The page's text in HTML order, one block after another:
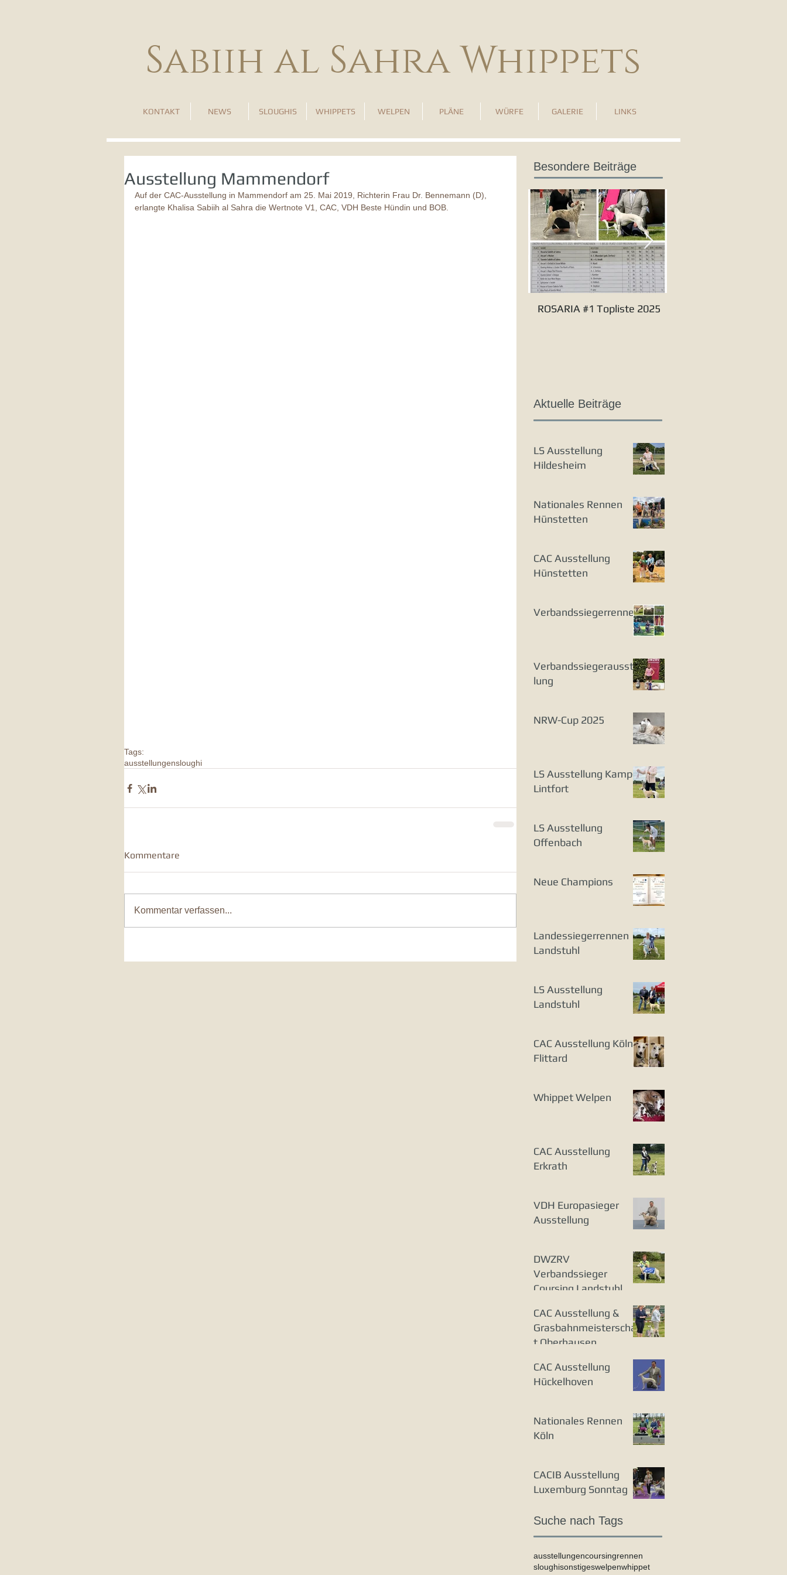
Sabiih al Sahra Whippets
KONTAKT NEWS SLOUGHIS WHIPPETS WELPEN PLÄNE WÜRFE GALERIE LINKS
Ausstellung Mammendorf
Auf der CAC-Ausstellung in Mammendorf am 25. Mai 2019, Richterin Frau Dr. Bennemann (D),
erlangte Khalisa Sabiih al Sahra die Wertnote V1, CAC, VDH Beste Hündin und BOB.
Tags:
ausstellungensloughi
Kommentare
Kommentar verfassen...
Besondere Beiträge
ROSARIA #1 Topliste 2025
Aktuelle Beiträge
LS Ausstellung
Hildesheim
Nationales Rennen
Hünstetten
CAC Ausstellung
Hünstetten
Verbandssiegerrennen
Verbandssiegerausstel
lung
NRW-Cup 2025
LS Ausstellung Kamp-
Lintfort
LS Ausstellung
Offenbach
Neue Champions
Landessiegerrennen
Landstuhl
LS Ausstellung
Landstuhl
CAC Ausstellung Köln-
Flittard
Whippet Welpen
CAC Ausstellung
Erkrath
VDH Europasieger
Ausstellung
DWZRV
Verbandssieger
Coursing Landstuhl
CAC Ausstellung &
Grasbahnmeisterschaf
t Oberhausen
CAC Ausstellung
Hückelhoven
Nationales Rennen
Köln
CACIB Ausstellung
Luxemburg Sonntag
Suche nach Tags
ausstellungencoursingrennen
sloughisonstigeswelpenwhippet